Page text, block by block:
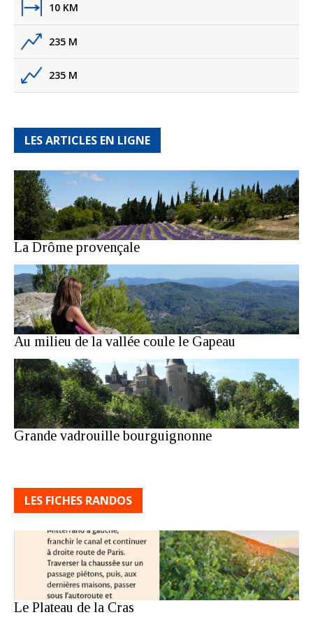
10 KM
235 M
235 M
LES ARTICLES EN LIGNE
La Drôme provençale
Au milieu de la vallée coule le Gapeau
Grande vadrouille bourguignonne
LES FICHES RANDOS
Le Plateau de la Cras